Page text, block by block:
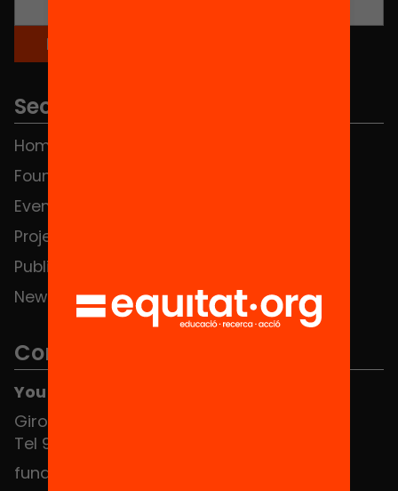
Sections
Home
Foundation
Events
Projects
Publications and videos
News
Contact
You can find us at the Social HUB
Girona 34, interior 08010 Barcelona
Tel 934 588 700
fundacio@equitat.org